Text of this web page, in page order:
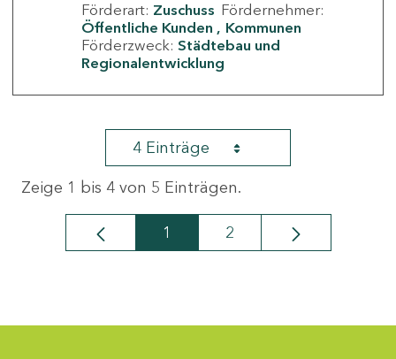
Förderart: Zuschuss Fördernehmer:
Öffentliche Kunden
Kommunen
Förderzweck: Städtebau und
Regionalentwicklung
4 Einträge
Zeige 1 bis 4 von 5 Einträgen.
Seite
1 Seite
2